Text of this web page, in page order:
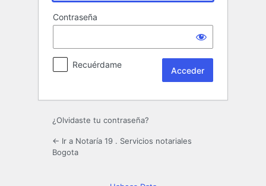
Contraseña
Recuérdame
¿Olvidaste tu contraseña?
← Ir a Notaría 19 . Servicios notariales
Bogota